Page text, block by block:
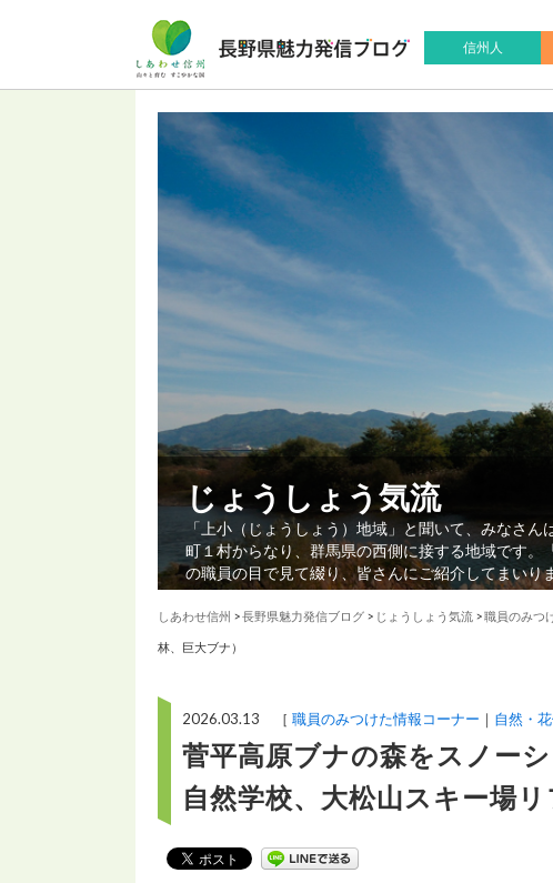
信州人
じょうしょう気流
「上小（じょうしょう）地域」と聞いて、みなさ
町１村からなり、群馬県の西側に接する地域です
の職員の目で見て綴り、皆さんにご紹介してまいり
しあわせ信州 >長野県魅力発信ブログ > じょうしょう気流 >職員のみつ
林、巨大ブナ）
2026.03.13 ［ 職員のみつけた情報コーナー 自然・
菅平高原ブナの森をスノー
自然学校、大松山スキー場